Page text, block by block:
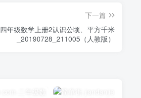
下一篇
四年级数学上册2认识公顷、平方千米
_20190728_211005（人教版）